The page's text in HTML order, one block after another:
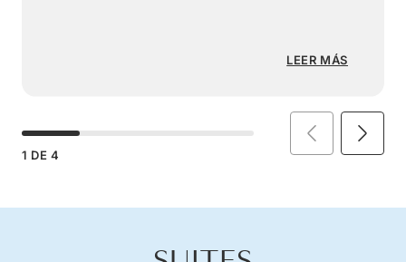
LEER MÁS
1 DE 4